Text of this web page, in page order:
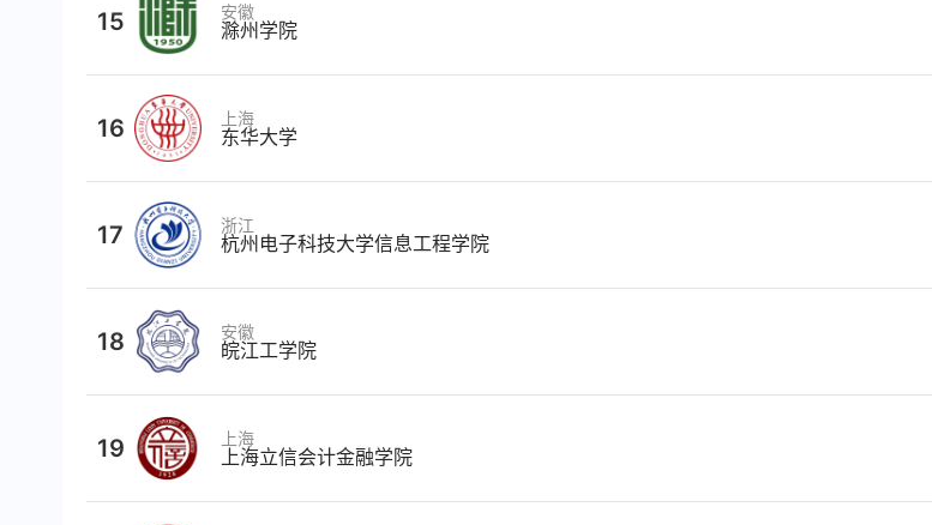
15 安徽
滁州学院
16 上海
东华大学
17 浙江
杭州电子科技大学信息工程学院
18 安徽
皖江工学院
19 上海
上海立信会计金融学院